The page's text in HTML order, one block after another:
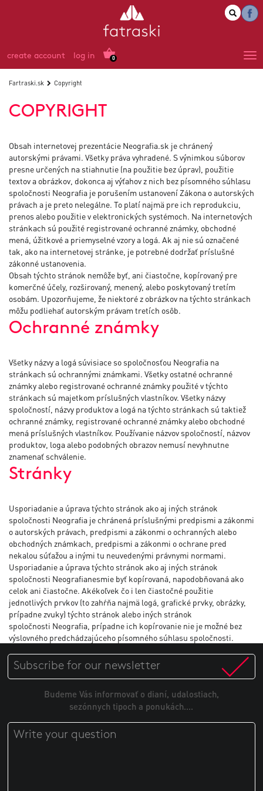
0
create account log in
Fartraski.sk Copyright
COPYRIGHT
Obsah internetovej prezentácie Neografia.sk je chránený
autorskými právami. Všetky práva vyhradené. S výnimkou súborov
presne určených na stiahnutie (na použitie bez úprav), použitie
textov a obrázkov, dokonca aj výťahov z nich bez písomného súhlasu
spoločnosti Neografia je porušením ustanovení Zákona o autorských
právach a je preto nelegálne. To platí najmä pre ich reprodukciu,
prenos alebo použitie v elektronických systémoch. Na internetových
stránkach sú použité registrované ochranné známky, obchodné
mená, úžitkové a priemyselné vzory a logá. Ak aj nie sú označené
tak, ako na internetovej stránke, je potrebné dodržať príslušné
zákonné ustanovenia.
Obsah týchto stránok nemôže byť, ani čiastočne, kopírovaný pre
komerčné účely, rozširovaný, menený, alebo poskytovaný tretím
osobám. Upozorňujeme, že niektoré z obrázkov na týchto stránkach
môžu podliehať autorským právam tretích osôb.
Ochranné známky
Všetky názvy a logá súvisiace so spoločnosťou Neografia na
stránkach sú ochrannými známkami. Všetky ostatné ochranné
známky alebo registrované ochranné známky použité v týchto
stránkach sú majetkom príslušných vlastníkov. Všetky názvy
spoločností, názvy produktov a logá na týchto stránkach sú taktiež
ochranné známky, registrované ochranné známky alebo obchodné
mená príslušných vlastníkov. Používanie názvov spoločností, názvov
produktov, loga alebo podobných obrazov nemusí nevyhnutne
znamenať schválenie.
Stránky
Usporiadanie a úprava týchto stránok ako aj iných stránok
spoločnosti Neografia je chránená príslušnými predpismi a zákonmi
o autorských právach, predpismi a zákonmi o ochranných alebo
obchodných známkach, predpismi a zákonmi o ochrane pred
nekalou súťažou a inými tu neuvedenými právnymi normami.
Usporiadanie a úprava týchto stránok ako aj iných stránok
spoločnosti Neografianesmie byť kopírovaná, napodobňovaná ako
celok ani čiastočne. Akékoľvek čo i len čiastočné použitie
jednotlivých prvkov (to zahŕňa najmä logá, grafické prvky, obrázky,
prípadne zvuky) týchto stránok alebo iných stránok
spoločnosti Neografia, prípadne ich kopírovanie nie je možné bez
výslovného predchádzajúceho písomného súhlasu spoločnosti.
Budeme Vás informovať o dianí, udalostiach,
sezónnych tipoch a ponukách....